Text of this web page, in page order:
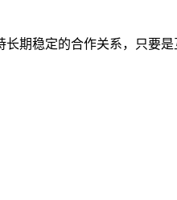
长期稳定的合作关系，只要